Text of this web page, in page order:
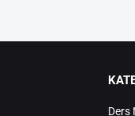
Ders